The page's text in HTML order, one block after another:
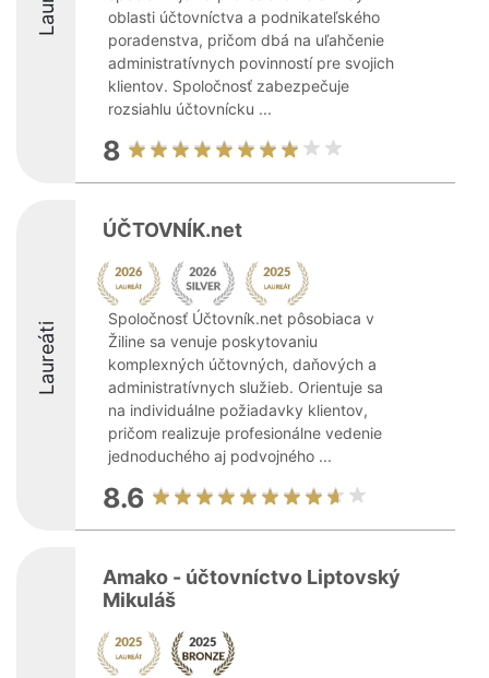
oblasti účtovníctva a podnikateľského
poradenstva, pričom dbá na uľahčenie
administratívnych povinností pre svojich
klientov. Spoločnosť zabezpečuje
rozsiahlu účtovnícku ...
8
Laureáti
ÚČTOVNÍK.net
Spoločnosť Účtovník.net pôsobiaca v
Žiline sa venuje poskytovaniu
komplexných účtovných, daňových a
administratívnych služieb. Orientuje sa
na individuálne požiadavky klientov,
pričom realizuje profesionálne vedenie
jednoduchého aj podvojného ...
8.6
Amako - účtovníctvo Liptovský
Mikuláš